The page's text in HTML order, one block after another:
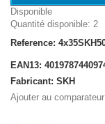
Disponible
Quantité disponible: 2
Reference:
EAN13:
Fabricant: SKH
Ajouter au comparateur